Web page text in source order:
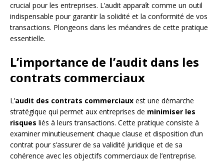
crucial pour les entreprises. L’audit apparaît comme un outil
indispensable pour garantir la solidité et la conformité de vos
transactions. Plongeons dans les méandres de cette pratique
essentielle.
L’importance de l’audit dans les
contrats commerciaux
L’audit des contrats commerciaux est une démarche
stratégique qui permet aux entreprises de minimiser les
risques liés à leurs transactions. Cette pratique consiste à
examiner minutieusement chaque clause et disposition d’un
contrat pour s’assurer de sa validité juridique et de sa
cohérence avec les objectifs commerciaux de l’entreprise.